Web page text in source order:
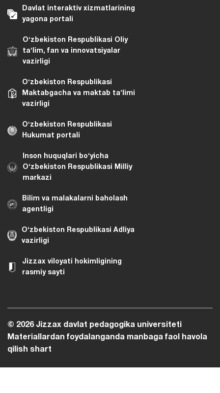
Davlat interaktiv xizmatlarining
yagona portali
Oʻzbekiston Respublikasi Oliy
taʼlim, fan va innovatsiyalar
vazirligi
Oʻzbekiston Respublikasi
Maktabgacha va maktab taʼlimi
vazirligi
Oʻzbekiston Respublikasi
Hukumat portali
Inson huquqlari bo‘yicha
O‘zbekiston Respublikasi Milliy
markazi
Bilim va malakalarni baholash
agentligi
O‘zbekiston Respublikasi Adliya
vazirligi
Jizzax viloyati hokimligining
rasmiy sayti
© 2026 Jizzax davlat pedagogika universiteti
Materiallardan foydalanganda manbaga faol havola
qilish shart